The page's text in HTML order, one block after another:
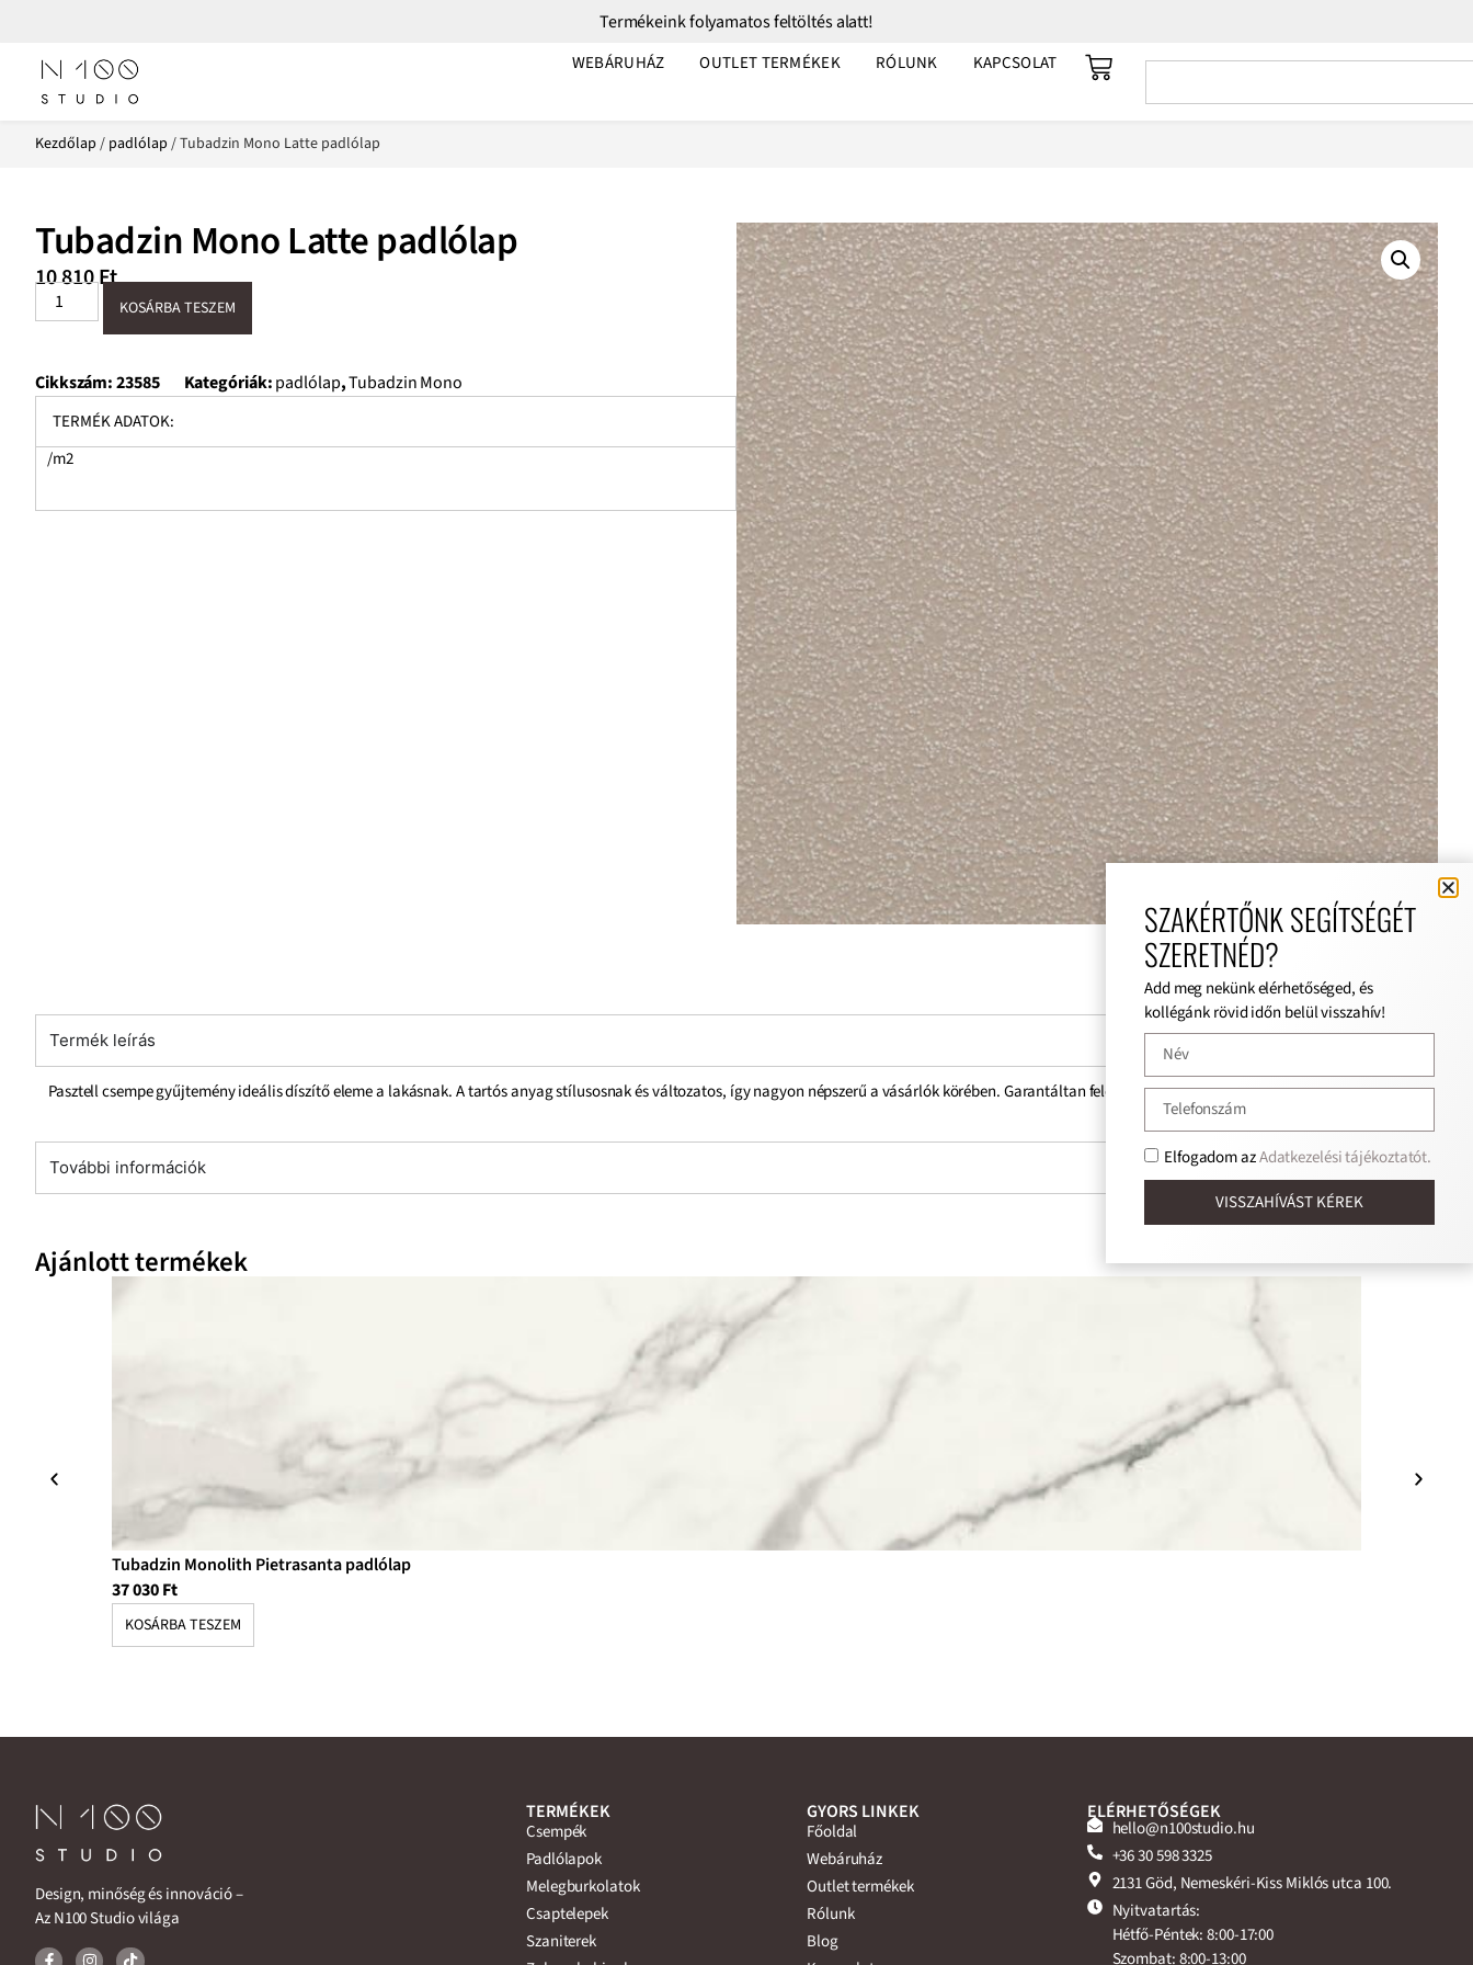
Termékeink folyamatos feltöltés alatt!
WEBÁRUHÁZ OUTLET TERMÉKEK RÓLUNK KAPCSOLAT
Kezdőlap / padlólap / Tubadzin Mono Latte padlólap
Tubadzin Mono Latte padlólap
10 810Ft
KOSÁRBA TESZEM
Cikkszám:23585 Kategóriák:padlólap,Tubadzin Mono
TERMÉK ADATOK:
/m2
Termék leírás
Pasztell csempe gyűjtemény ideális díszítő eleme a lakásnak. A tartós anyag stílusosnak és változatos, így nagyon népszerű a vásárlók körében. Garantáltan feldob minden helyiséget.
További információk
Ajánlott termékek
Tubadzin Monolith Pietrasanta padlólap
37 030Ft
KOSÁRBA TESZEM
Design, minőség és innováció –
Az N100 Studio világa
TERMÉKEK
Csempék
Padlólapok
Melegburkolatok
Csaptelepek
Szaniterek
GYORS LINKEK
Főoldal
Webáruház
Outlet termékek
Rólunk
Blog
ELÉRHETŐSÉGEK
hello@n100studio.hu
+36 30 598 3325
2131 Göd, Nemeskéri-Kiss Miklós utca 100.
Nyitvatartás:
Hétfő-Péntek: 8:00-17:00
Szombat: 8:00-13:00
SZAKÉRTŐNK SEGÍTSÉGÉT
SZERETNÉD?
Add meg nekünk elérhetőséged, és
kollégánk rövid időn belül visszahív!
Elfogadom azAdatkezelési tájékoztatót.
VISSZAHÍVÁST KÉREK